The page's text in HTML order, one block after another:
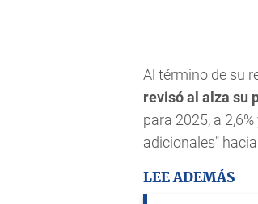
Al término de su
revisó al alza su
para 2025, a
adicionales"
LEE ADEMÁS